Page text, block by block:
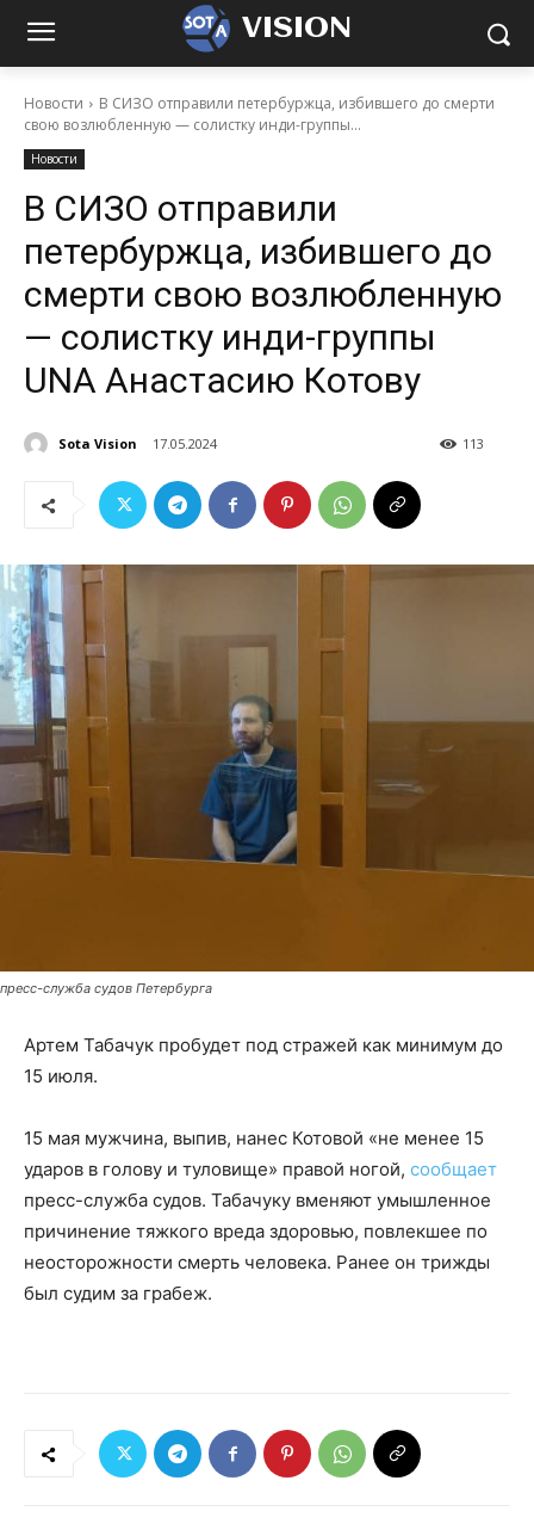
VISION
Новости
В СИЗО отправили петербуржца, избившего до смерти
свою возлюбленную — солистку инди-группы...
Новости
В СИЗО отправили
петербуржца, избившего до
смерти свою возлюбленную
— солистку инди-группы
UNA Анастасию Котову
Sota Vision 17.05.2024 113
пресс-служба судов Петербурга
Артем Табачук пробудет под стражей как минимум до
15 июля.
15 мая мужчина, выпив, нанес Котовой «не менее 15
ударов в голову и туловище» правой ногой, сообщает
пресс-служба судов. Табачуку вменяют умышленное
причинение тяжкого вреда здоровью, повлекшее по
неосторожности смерть человека. Ранее он трижды
был судим за грабеж.